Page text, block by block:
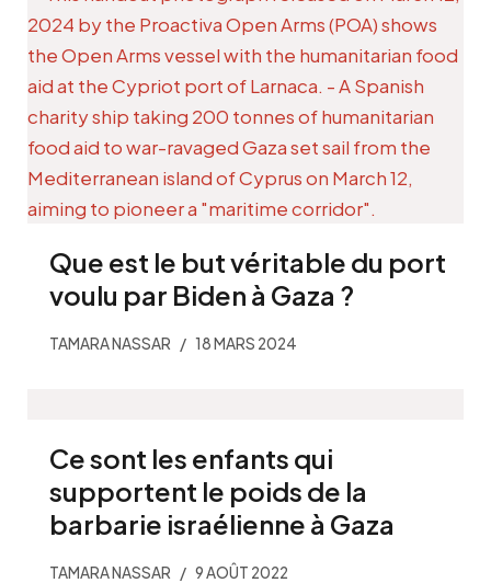
Que est le but véritable du port
voulu par Biden à Gaza ?
TAMARA NASSAR 18 MARS 2024
Ce sont les enfants qui
supportent le poids de la
barbarie israélienne à Gaza
TAMARA NASSAR 9 AOÛT 2022